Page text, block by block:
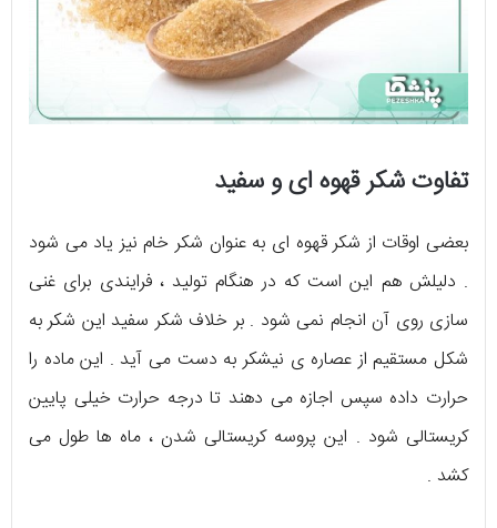
تفاوت شکر قهوه ای و سفید
بعضی اوقات از شکر قهوه ای به عنوان شکر خام نیز یاد می شود
. دلیلش هم این است که در هنگام تولید ، فرایندی برای غنی
سازی روی آن انجام نمی شود . بر خلاف شکر سفید این شکر به
شکل مستقیم از عصاره ی نیشکر به دست می آید . این ماده را
حرارت داده سپس اجازه می دهند تا درجه حرارت خیلی پایین
کریستالی شود . این پروسه کریستالی شدن ، ماه ها طول می
کشد .